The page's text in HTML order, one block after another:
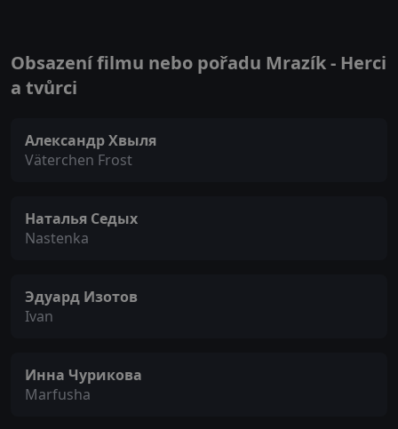
Obsazení filmu nebo pořadu Mrazík - Herci
a tvůrci
Александр Хвыля
Väterchen Frost
Наталья Седых
Nastenka
Эдуард Изотов
Ivan
Инна Чурикова
Marfusha